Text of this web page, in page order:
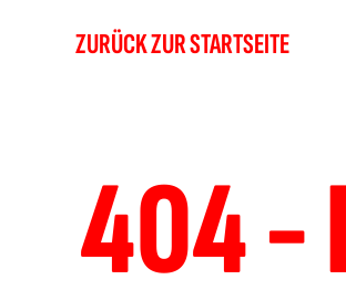
ZURÜCK ZUR STARTSEITE
404 -